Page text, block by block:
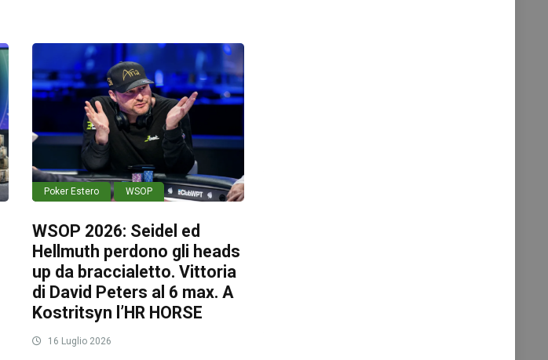
Poker Estero WSOP
WSOP 2026: Seidel ed
Hellmuth perdono gli heads
up da braccialetto. Vittoria
di David Peters al 6 max. A
Kostritsyn l’HR HORSE
16 Luglio 2026